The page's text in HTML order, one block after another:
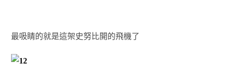
最吸睛的就是這架史努比開的飛機了